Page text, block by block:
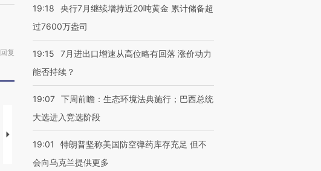
回复
马航飞行员跨国走私7万
粒摇头丸 尿检体内含3种
度Z世代 用街头抗争将教
育部长拱下台
机”？难民潮撕裂西班牙
19:18
央行7月继续增持近20吨黄金 累计储备超
过7600万盎司
19:15
7月进出口增速从高位略有回落 涨价动力
能否持续？
19:07 下周前瞻：生态环境法典施行；巴西总统
大选进入竞选阶段
19:01
特朗普坚称美国防空弹药库存充足 但不
会向乌克兰提供更多